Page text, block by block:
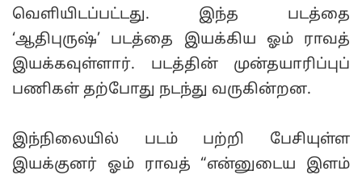
வெளியிடப்பட்டது. இந்த படத்தை
‘ஆதிபுருஷ்’ படத்தை இயக்கிய ஓம் ராவத்
இயக்கவுள்ளார். படத்தின் முன்தயாரிப்புப்
பணிகள் தற்போது நடந்து வருகின்றன.
இந்நிலையில் படம் பற்றி பேசியுள்ள
இயக்குனர் ஓம் ராவத் “என்னுடைய இளம்